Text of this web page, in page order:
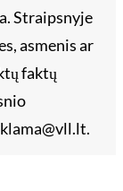
Straipsnyje
asmenis ar
faktų